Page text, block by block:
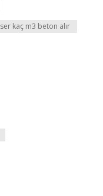
kaç m3 beton alır